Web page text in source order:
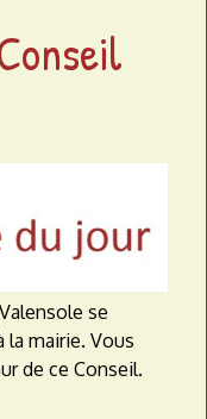
se
la mairie. Vous
de ce Conseil.